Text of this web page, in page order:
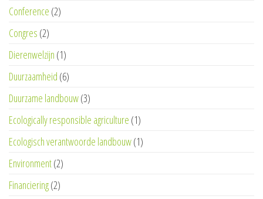
Conference (2)
Congres (2)
Dierenwelzijn (1)
Duurzaamheid (6)
Duurzame landbouw(3)
Ecologically responsible agriculture (1)
Ecologisch verantwoorde landbouw(1)
Environment(2)
Financiering(2)